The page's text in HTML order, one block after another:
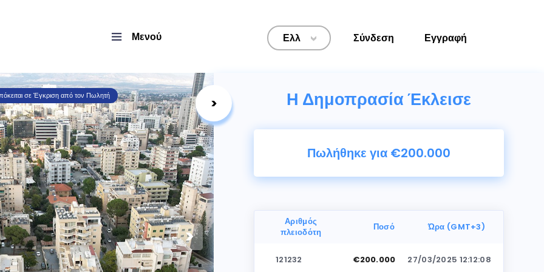
Μενού Ελλ > Σύνδεση Εγγραφή
Η Δημοπρασία Έκλεισε
Πωλήθηκε για €200.000
Αριθμός
πλειοδότη
Ποσό Ώρα (GMT+3)
121232 €200.000 27/03/2025 12:12:08
σε Έγκριση από τον Πωλητή